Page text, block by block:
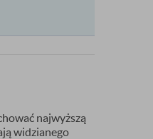
najwyższą
widzianego